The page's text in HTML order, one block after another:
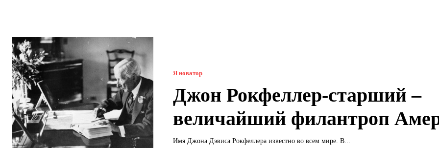
Я новатор
Джон Рокфеллер-старший –
величайший филантроп
Имя Джона Дэвиса Рокфеллера известно во всем мире. В...